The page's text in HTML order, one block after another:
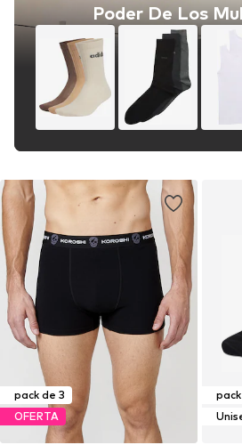
Poder De Los
pack de 3
OFERTA